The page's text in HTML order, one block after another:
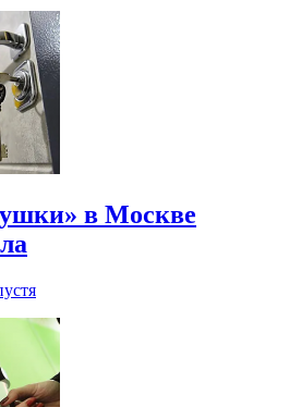
в Москве